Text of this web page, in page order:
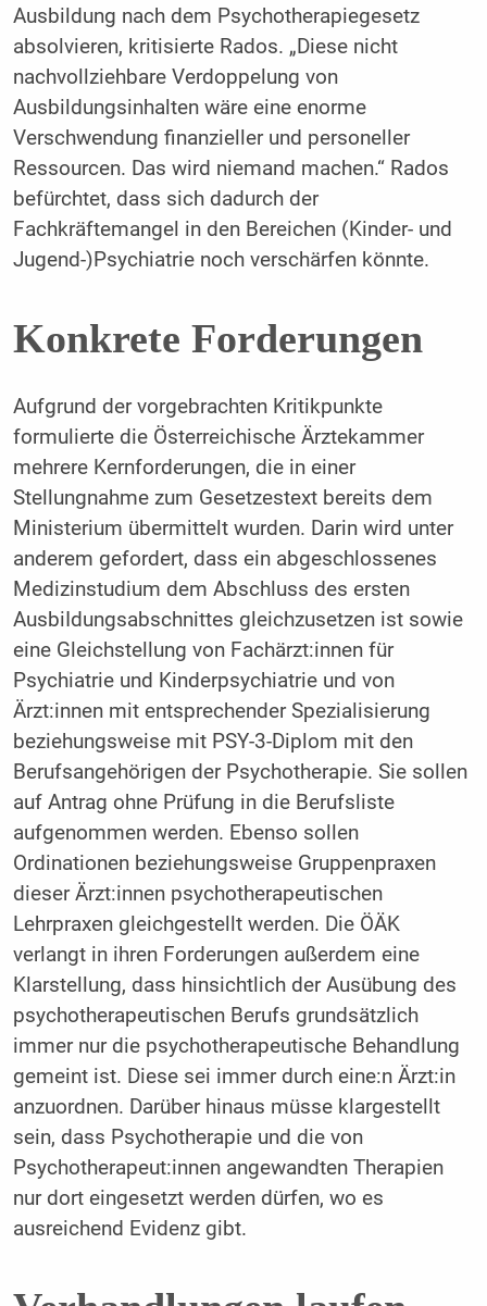
Ausbildung nach dem Psychotherapiegesetz
absolvieren, kritisierte Rados. „Diese nicht
nachvollziehbare Verdoppelung von
Ausbildungsinhalten wäre eine enorme
Verschwendung finanzieller und personeller
Ressourcen. Das wird niemand machen.“ Rados
befürchtet, dass sich dadurch der
Fachkräftemangel in den Bereichen (Kinder- und
Jugend-)Psychiatrie noch verschärfen könnte.
Konkrete Forderungen
Aufgrund der vorgebrachten Kritikpunkte
formulierte die Österreichische Ärztekammer
mehrere Kernforderungen, die in einer
Stellungnahme zum Gesetzestext bereits dem
Ministerium übermittelt wurden. Darin wird unter
anderem gefordert, dass ein abgeschlossenes
Medizinstudium dem Abschluss des ersten
AusbiIdungsabschnittes gleichzusetzen ist sowie
eine Gleichstellung von Fachärzt:innen für
Psychiatrie und Kinderpsychiatrie und von
Ärzt:innen mit entsprechender Spezialisierung
beziehungsweise mit PSY-3-Diplom mit den
Berufsangehörigen der Psychotherapie. Sie sollen
auf Antrag ohne Prüfung in die Berufsliste
aufgenommen werden. Ebenso sollen
Ordinationen beziehungsweise Gruppenpraxen
dieser Ärzt:innen psychotherapeutischen
Lehrpraxen gleichgestellt werden. Die ÖÄK
verlangt in ihren Forderungen außerdem eine
Klarstellung, dass hinsichtlich der Ausübung des
psychotherapeutischen Berufs grundsätzlich
immer nur die psychotherapeutische Behandlung
gemeint ist. Diese sei immer durch eine:n Ärzt:in
anzuordnen. Darüber hinaus müsse klargestellt
sein, dass Psychotherapie und die von
Psychotherapeut:innen angewandten Therapien
nur dort eingesetzt werden dürfen, wo es
ausreichend Evidenz gibt.